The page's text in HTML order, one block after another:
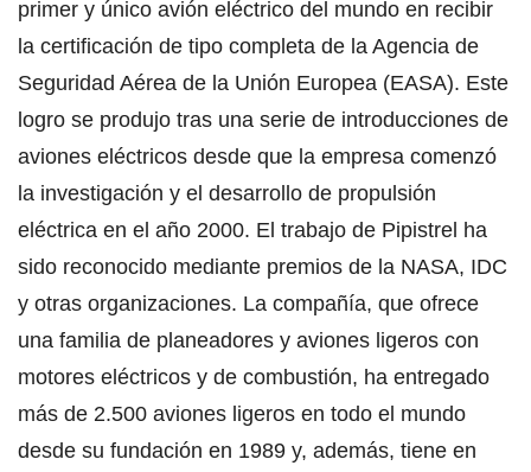
primer y único avión eléctrico del mundo en recibir
la certificación de tipo completa de la Agencia de
Seguridad Aérea de la Unión Europea (EASA). Este
logro se produjo tras una serie de introducciones de
aviones eléctricos desde que la empresa comenzó
la investigación y el desarrollo de propulsión
eléctrica en el año 2000. El trabajo de Pipistrel ha
sido reconocido mediante premios de la NASA, IDC
y otras organizaciones. La compañía, que ofrece
una familia de planeadores y aviones ligeros con
motores eléctricos y de combustión, ha entregado
más de 2.500 aviones ligeros en todo el mundo
desde su fundación en 1989 y, además, tiene en